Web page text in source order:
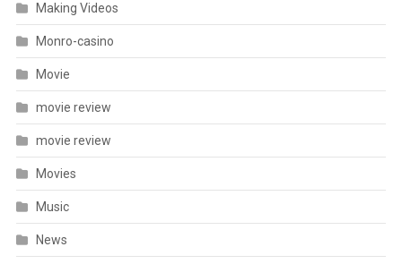
Making Videos
Monro-casino
Movie
movie review
movie review
Movies
Music
News